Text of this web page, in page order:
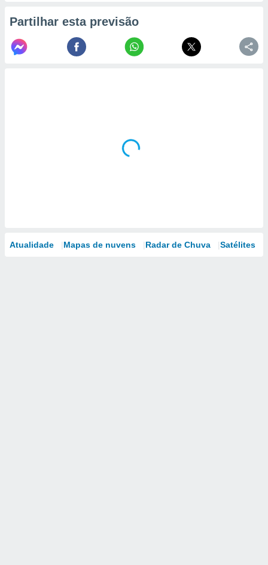
Partilhar esta previsão
Atualidade Mapas de nuvens Radar de Chuva Satélites